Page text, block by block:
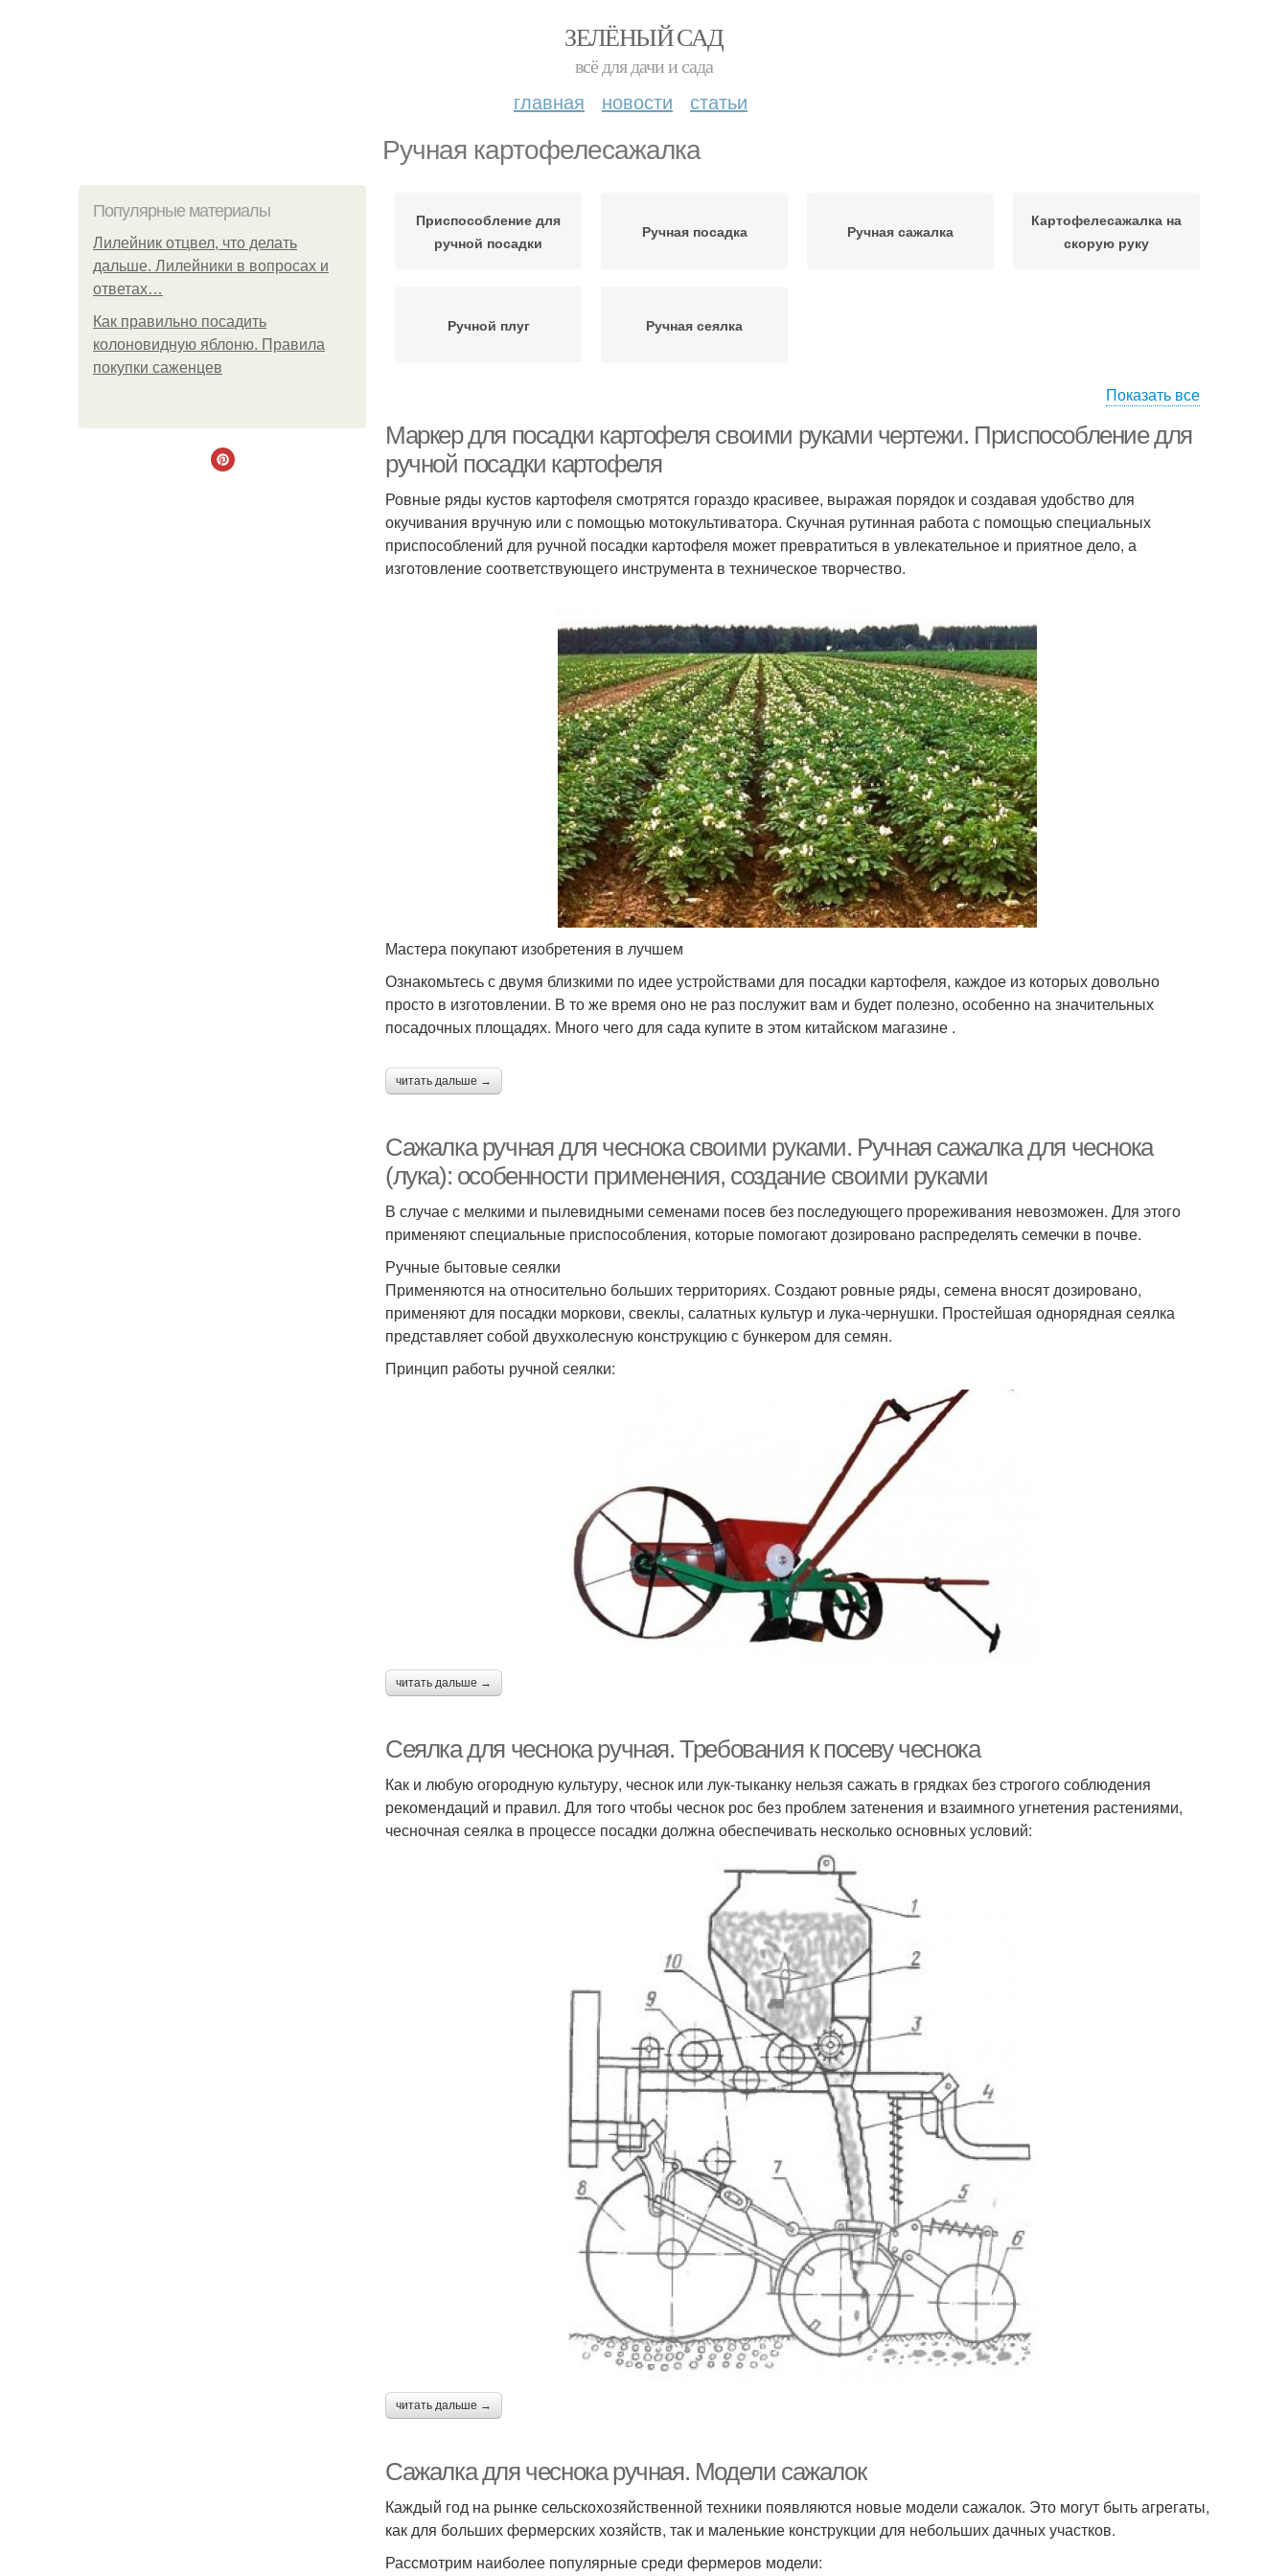
ЗЕЛЁНЫЙ САД
всё для дачи и сада
главная новости статьи
Ручная картофелесажалка
Популярные материалы
Лилейник отцвел, что делать
дальше. Лилейники в вопросах и
ответах…
Как правильно посадить
колоновидную яблоню. Правила
покупки саженцев
Приспособление для
ручной посадки
Ручная посадка Ручная сажалка
Картофелесажалка на
скорую руку
Ручной плуг Ручная сеялка
Показать все
Маркер для посадки картофеля своими руками чертежи. Приспособление для
ручной посадки картофеля
Ровные ряды кустов картофеля смотрятся гораздо красивее, выражая порядок и создавая удобство для
окучивания вручную или с помощью мотокультиватора. Скучная рутинная работа с помощью специальных
приспособлений для ручной посадки картофеля может превратиться в увлекательное и приятное дело, а
изготовление соответствующего инструмента в техническое творчество.
Мастера покупают изобретения в лучшем
Ознакомьтесь с двумя близкими по идее устройствами для посадки картофеля, каждое из которых довольно
просто в изготовлении. В то же время оно не раз послужит вам и будет полезно, особенно на значительных
посадочных площадях. Много чего для сада купите в этом китайском магазине .
читать дальше →
Сажалка ручная для чеснока своими руками. Ручная сажалка для чеснока
(лука): особенности применения, создание своими руками
В случае с мелкими и пылевидными семенами посев без последующего прореживания невозможен. Для этого
применяют специальные приспособления, которые помогают дозировано распределять семечки в почве.
Ручные бытовые сеялки
Применяются на относительно больших территориях. Создают ровные ряды, семена вносят дозировано,
применяют для посадки моркови, свеклы, салатных культур и лука-чернушки. Простейшая однорядная сеялка
представляет собой двухколесную конструкцию с бункером для семян.
Принцип работы ручной сеялки:
читать дальше →
Сеялка для чеснока ручная. Требования к посеву чеснока
Как и любую огородную культуру, чеснок или лук-тыканку нельзя сажать в грядках без строгого соблюдения
рекомендаций и правил. Для того чтобы чеснок рос без проблем затенения и взаимного угнетения растениями,
чесночная сеялка в процессе посадки должна обеспечивать несколько основных условий:
читать дальше →
Сажалка для чеснока ручная. Модели сажалок
Каждый год на рынке сельскохозяйственной техники появляются новые модели сажалок. Это могут быть агрегаты,
как для больших фермерских хозяйств, так и маленькие конструкции для небольших дачных участков.
Рассмотрим наиболее популярные среди фермеров модели: